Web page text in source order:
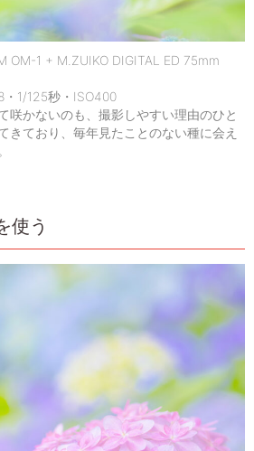
OM-1 + M.ZUIKO DIGITAL ED 75mm
1/125秒・ISO400
咲かないのも、撮影しやすい理由のひと
きており、毎年見たことのない種に会え
使う